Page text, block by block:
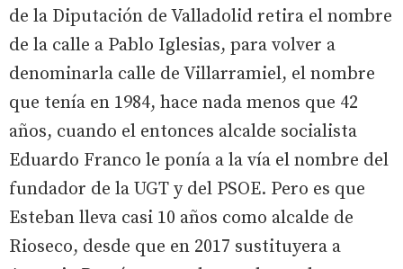
de la Diputación de Valladolid retira el nombre
de la calle a Pablo Iglesias, para volver a
denominarla calle de Villarramiel, el nombre
que tenía en 1984, hace nada menos que 42
años, cuando el entonces alcalde socialista
Eduardo Franco le ponía a la vía el nombre del
fundador de la UGT y del PSOE. Pero es que
Esteban lleva casi 10 años como alcalde de
Rioseco, desde que en 2017 sustituyera a